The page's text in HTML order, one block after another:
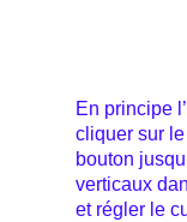
En principe
cliquer sur
bouton
verticaux
et régler le